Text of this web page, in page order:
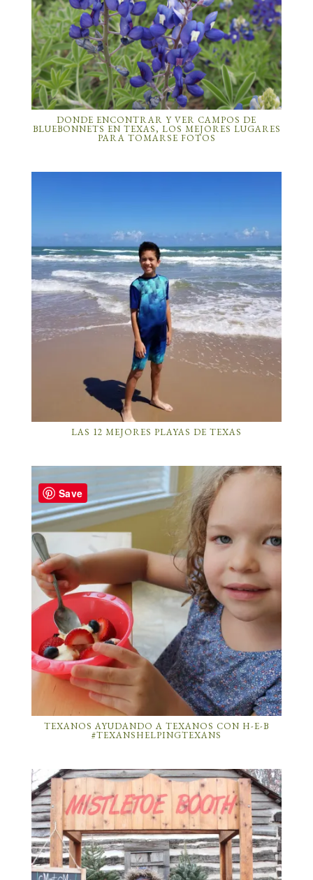
DONDE ENCONTRAR Y VER CAMPOS DE
BLUEBONNETS EN TEXAS, LOS MEJORES LUGARES
PARA TOMARSE FOTOS
LAS 12 MEJORES PLAYAS DE TEXAS
TEXANOS AYUDANDO A TEXANOS CON H-E-B
#TEXANSHELPINGTEXANS
Save